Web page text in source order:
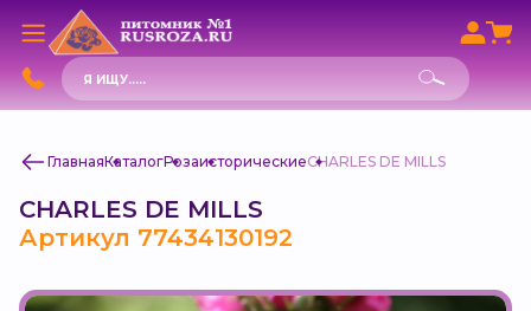
Поиск
товаров
ГлавнаяКаталогРозаисторическиеCHARLES DE MILLS
CHARLES DE MILLS
Артикул 77434130192